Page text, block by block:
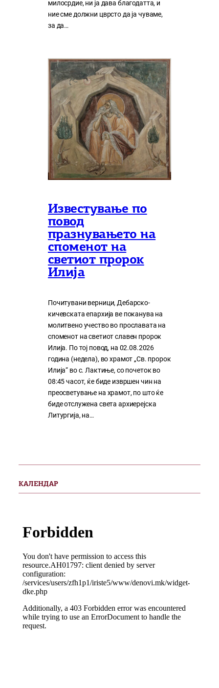
милосрдие, ни ја дава благодатта, и
ние сме должни цврсто да ја чуваме,
за да…
Известување по
повод
празнувањето на
споменот на
светиот пророк
Илија
Почитувани верници, Дебарско-
кичевската епархија ве поканува на
молитвено учество во прославата на
споменот на светиот славен пророк
Илија. По тој повод, на 02.08.2026
година (недела), во храмот „Св. пророк
Илија“ во с. Лактиње, со почеток во
08:45 часот, ќе биде извршен чин на
преосветување на храмот, по што ќе
биде отслужена света архиерејска
Литургија, на…
КАЛЕНДАР